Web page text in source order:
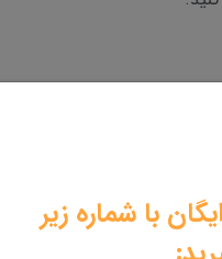
با شماره زیر